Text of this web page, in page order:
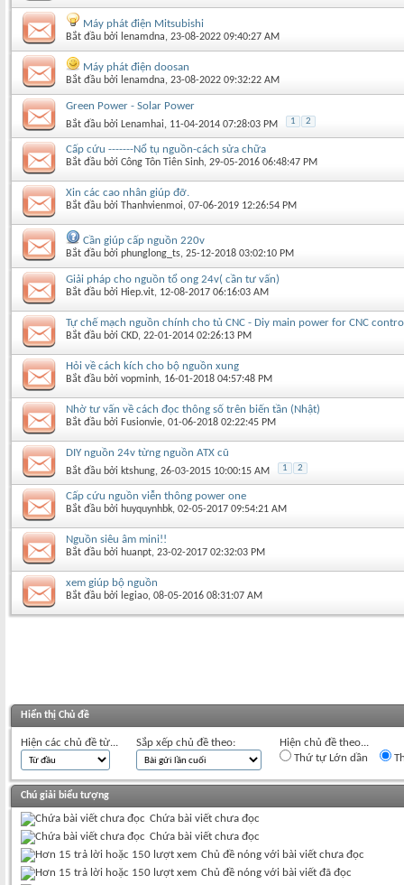
Máy phát điện Mitsubishi
Bắt đầu bởi lenamdna‎, 23-08-2022 09:40:27 AM
Máy phát điện doosan
Bắt đầu bởi lenamdna‎, 23-08-2022 09:32:22 AM
Green Power - Solar Power
Bắt đầu bởi Lenamhai‎, 11-04-2014 07:28:03 PM 1 2
Cấp cứu -------Nổ tụ nguồn-cách sửa chữa
Bắt đầu bởi Công Tôn Tiên Sinh‎, 29-05-2016 06:48:47 PM
Xin các cao nhân giúp đỡ.
Bắt đầu bởi Thanhvienmoi‎, 07-06-2019 12:26:54 PM
Cần giúp cấp nguồn 220v
Bắt đầu bởi phunglong_ts‎, 25-12-2018 03:02:10 PM
Giải pháp cho nguồn tổ ong 24v( cần tư vấn)
Bắt đầu bởi Hiep.vit‎, 12-08-2017 06:16:03 AM
Tự chế mạch nguồn chính cho tủ CNC - Diy main power for CNC
Bắt đầu bởi CKD‎, 22-01-2014 02:26:13 PM
Hỏi về cách kích cho bộ nguồn xung
Bắt đầu bởi vopminh‎, 16-01-2018 04:57:48 PM
Nhờ tư vấn về cách đọc thông số trên biến tần (Nhật)
Bắt đầu bởi Fusionvie‎, 01-06-2018 02:22:45 PM
DIY nguồn 24v từng nguồn ATX cũ
Bắt đầu bởi ktshung‎, 26-03-2015 10:00:15 AM 1 2
Cấp cứu nguồn viễn thông power one
Bắt đầu bởi huyquynhbk‎, 02-05-2017 09:54:21 AM
Nguồn siêu âm mini!!
Bắt đầu bởi huanpt‎, 23-02-2017 02:32:03 PM
xem giúp bộ nguồn
Bắt đầu bởi legiao‎, 08-05-2016 08:31:07 AM
Hiển thị Chủ đề
Hiện các chủ đề từ... Sắp xếp chủ đề theo:
Hiện chủ đề theo...
Thứ tự Lớn dần
Chú giải biểu tượng
Chứa bài viết chưa đọc
Chứa bài viết chưa đọc
Chủ đề nóng với bài viết chưa đọc
Chủ đề nóng với bài viết đã đọc